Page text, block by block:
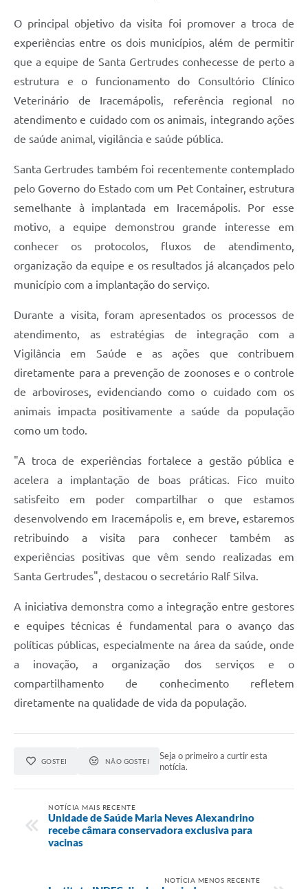
O principal objetivo da visita foi promover a troca de
experiências entre os dois municípios, além de permitir
que a equipe de Santa Gertrudes conhecesse de perto a
estrutura e o funcionamento do Consultório Clínico
Veterinário de Iracemápolis, referência regional no
atendimento e cuidado com os animais, integrando ações
de saúde animal, vigilância e saúde pública.
Santa Gertrudes também foi recentemente contemplado
pelo Governo do Estado com um Pet Container, estrutura
semelhante à implantada em Iracemápolis. Por esse
motivo, a equipe demonstrou grande interesse em
conhecer os protocolos, fluxos de atendimento,
organização da equipe e os resultados já alcançados pelo
município com a implantação do serviço.
Durante a visita, foram apresentados os processos de
atendimento, as estratégias de integração com a
Vigilância em Saúde e as ações que contribuem
diretamente para a prevenção de zoonoses e o controle
de arboviroses, evidenciando como o cuidado com os
animais impacta positivamente a saúde da população
como um todo.
"A troca de experiências fortalece a gestão pública e
acelera a implantação de boas práticas. Fico muito
satisfeito em poder compartilhar o que estamos
desenvolvendo em Iracemápolis e, em breve, estaremos
retribuindo a visita para conhecer também as
experiências positivas que vêm sendo realizadas em
Santa Gertrudes", destacou o secretário Ralf Silva.
A iniciativa demonstra como a integração entre gestores
e equipes técnicas é fundamental para o avanço das
políticas públicas, especialmente na área da saúde, onde
a inovação, a organização dos serviços e o
compartilhamento de conhecimento refletem
diretamente na qualidade de vida da população.
GOSTEI NÃO GOSTEI
Seja o primeiro a curtir esta
notícia.
NOTÍCIA MAIS RECENTE
Unidade de Saúde Maria Neves Alexandrino
recebe câmara conservadora exclusiva para
vacinas
NOTÍCIA MENOS RECENTE